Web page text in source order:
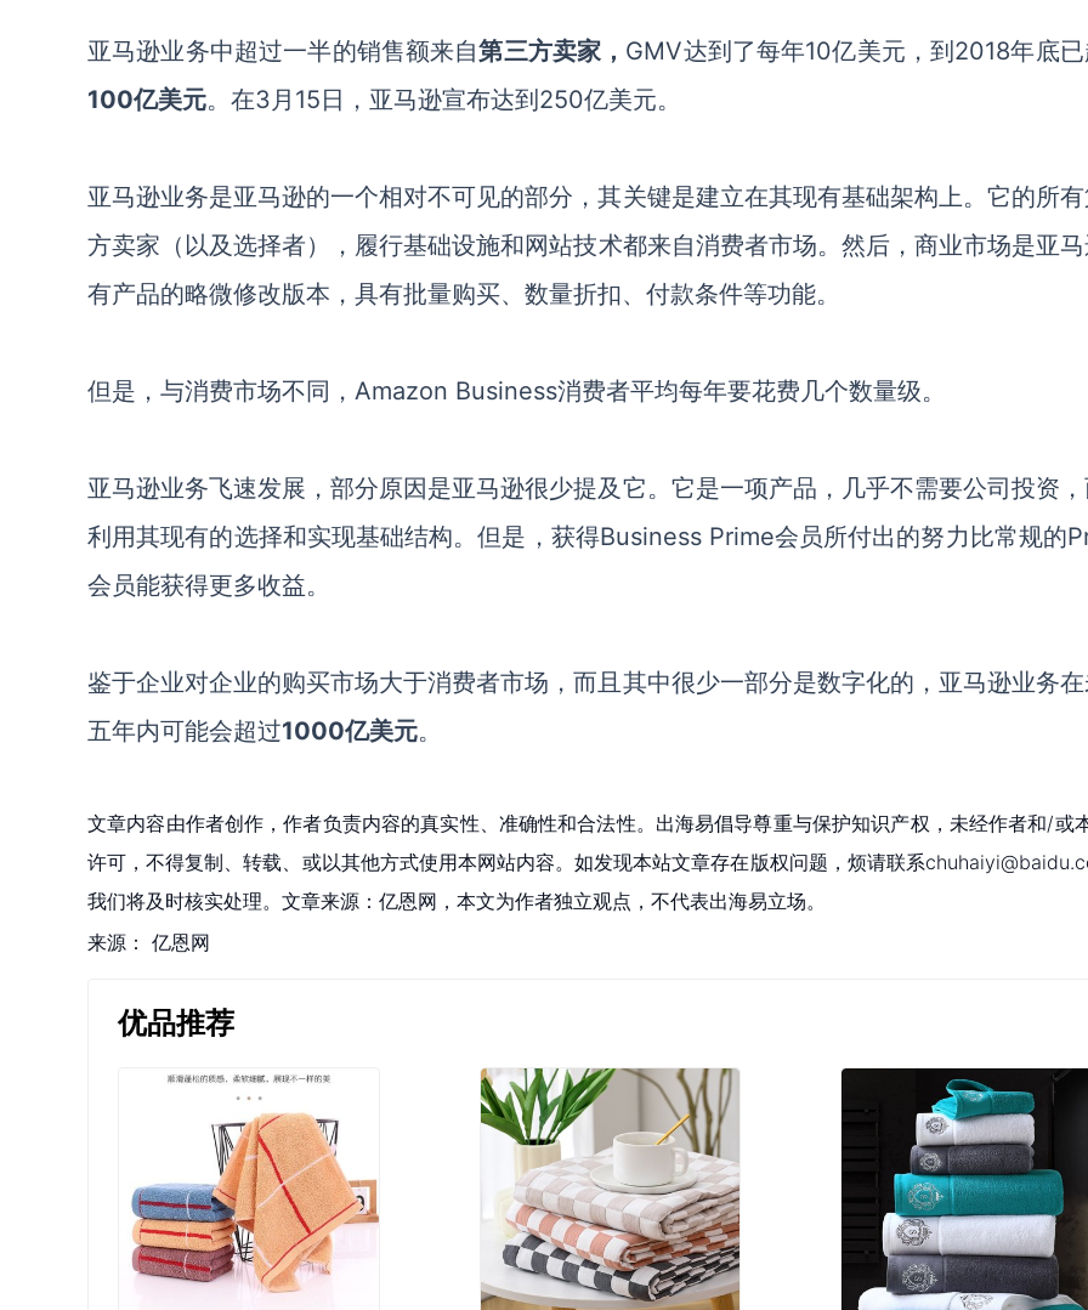
亚马逊业务中超过一半的销售额来自第三方卖家 ， GMV达到了每年10亿美元，到2018年底
100亿美元。 在3月15日 ， 亚马逊宣布达到 250亿美元。
亚马逊业务是亚马逊的一个相对不可见的部分，其关键是建立在其现有基础架构上。它的所
方卖家 （以及选择者），履行基础设施和网站技术都来自消费者市场。然后，商业市场是亚
有产品的略微修改版本，具有批量购买、 数量折扣、 付款条件等功能。
但是，与消费市场不同， Amazon Business消费者平均每年要花费几个数量级。
亚马逊业务飞速发展，部分原因是亚马逊很少提及它。它是一项产品，几乎不需要公司投资
利用其现有的选择和实现基础结构。但是，获得Business Prime会员所付出的努力比常规的
会员能获得更多收益。
鉴于企业对企业的购买市场大于消费者市场，而且其中很少一部分是数字化的，亚马逊业务
五年内可能会超过1000亿美元。
文章内容由作者创作，作者负责内容的真实性、准确性和合法性。出海易倡导尊重与保护知识产权，未经作者和/或
许可，不得复制、转载、或以其他方式使用本网站内容。如发现本站文章存在版权问题，烦请联系
我们将及时核实处理。文章来源：亿恩网，本文为作者独立观点，不代表出海易立场。
来源： 亿恩网
优品推荐